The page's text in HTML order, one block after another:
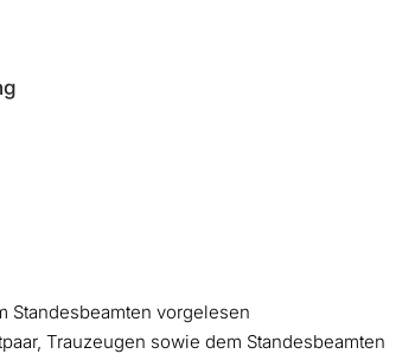
Standesbeamten vorgelesen
Trauzeugen sowie dem Standesbeamten